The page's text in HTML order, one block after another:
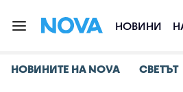
НОВИНИ
НОВИНИТЕ НА NOVA СВЕТЪТ